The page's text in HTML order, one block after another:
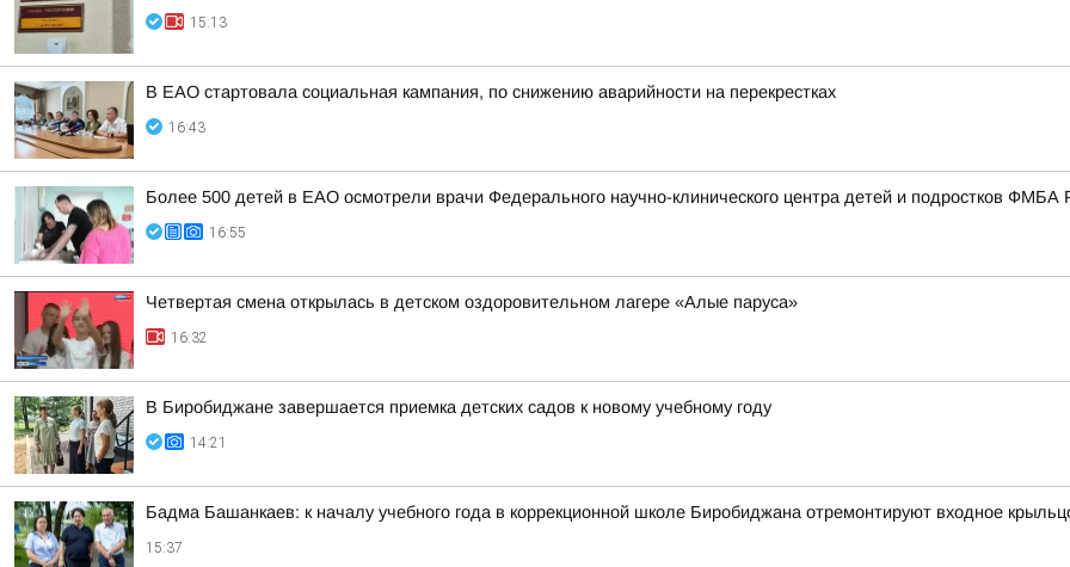
15:13
В ЕАО стартовала социальная кампания, по снижению аварийности на перекрестках
16:43
Более 500 детей в ЕАО осмотрели врачи Федерального научно-клинического центра детей и подростков ФМБА
16:55
Четвертая смена открылась в детском оздоровительном лагере «Алые паруса»
16:32
В Биробиджане завершается приемка детских садов к новому учебному году
14:21
Бадма Башанкаев: к началу учебного года в коррекционной школе Биробиджана отремонтируют входное
15:37